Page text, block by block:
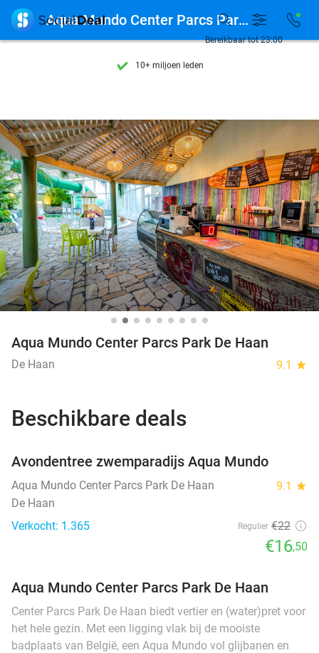
7 dagen per week beschikbaar
10+ miljoen leden
7 dagen per week beschikbaar
10+ miljoen leden
Bereikbaar tot 23:00
 Aqua Mundo Center Parcs Park De Haan
Aqua Mundo Center Parcs Park De Haan
De Haan 9.1 star
Beschikbare deals
Avondentree zwemparadijs Aqua Mundo
Aqua Mundo Center Parcs Park De Haan 9.1 star
De Haan
Verkocht: 1.365
Regulier €22
€16,50
Aqua Mundo Center Parcs Park De Haan
Center Parcs Park De Haan biedt vertier en (water)pret voor
het hele gezin. Met een ligging vlak bij de mooiste
badplaats van België, een Aqua Mundo vol glijbanen en